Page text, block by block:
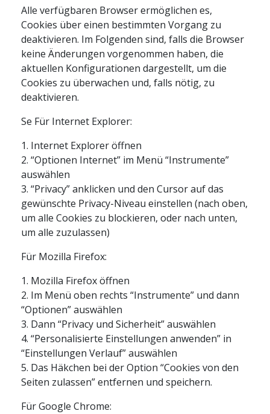
Alle verfügbaren Browser ermöglichen es,
Cookies über einen bestimmten Vorgang zu
deaktivieren. Im Folgenden sind, falls die Browser
keine Änderungen vorgenommen haben, die
aktuellen Konfigurationen dargestellt, um die
Cookies zu überwachen und, falls nötig, zu
deaktivieren.
Se Für Internet Explorer:
1. Internet Explorer öffnen
2. “Optionen Internet” im Menü “Instrumente”
auswählen
3. “Privacy” anklicken und den Cursor auf das
gewünschte Privacy-Niveau einstellen (nach oben,
um alle Cookies zu blockieren, oder nach unten,
um alle zuzulassen)
Für Mozilla Firefox:
1. Mozilla Firefox öffnen
2. Im Menü oben rechts “Instrumente” und dann
“Optionen” auswählen
3. Dann “Privacy und Sicherheit” auswählen
4. “Personalisierte Einstellungen anwenden” in
“Einstellungen Verlauf” auswählen
5. Das Häkchen bei der Option “Cookies von den
Seiten zulassen” entfernen und speichern.
Für Google Chrome: